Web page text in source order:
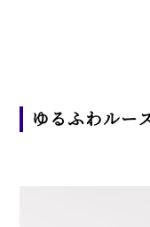
ゆるふわルー